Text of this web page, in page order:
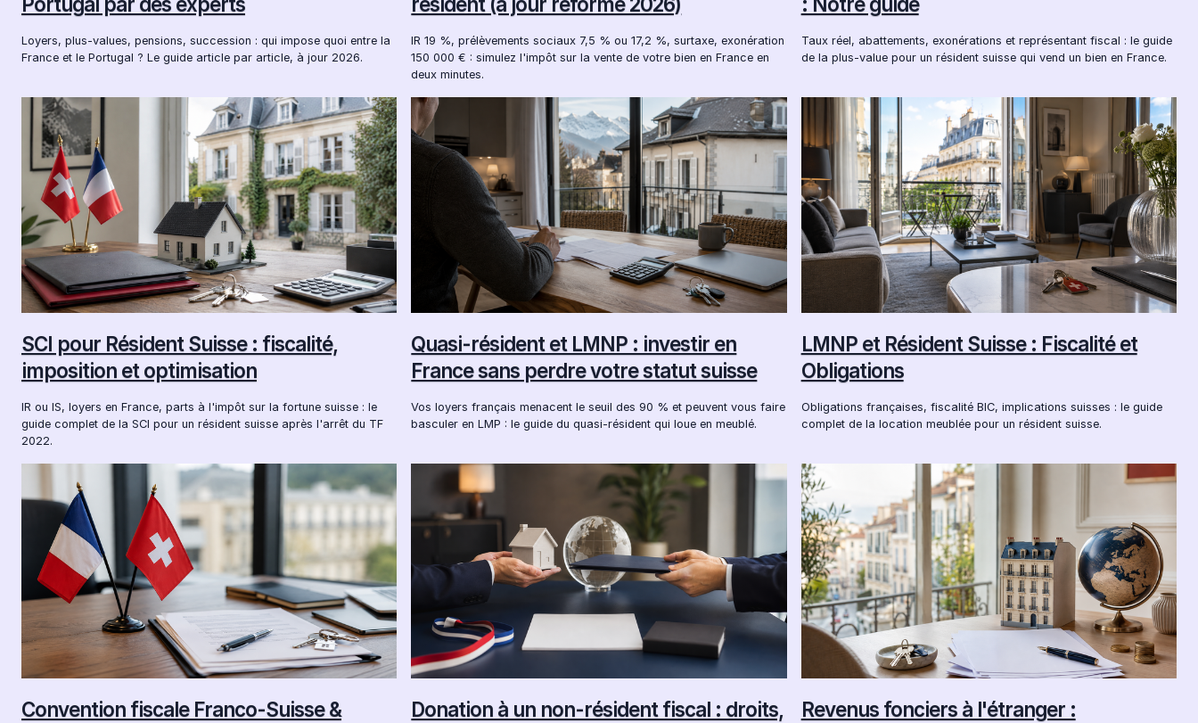
Loyers, plus-values, pensions, succession : qui impose quoi entre la
France et le Portugal ? Le guide article par article, à jour 2026.
IR 19 %, prélèvements sociaux 7,5 % ou 17,2 %, surtaxe, exonération
150 000 € : simulez l'impôt sur la vente de votre bien en France en
deux minutes.
Taux réel, abattements, exonérations et représentant fiscal : le guide
de la plus-value pour un résident suisse qui vend un bien en France.
SCI pour Résident Suisse : fiscalité,
imposition et optimisation
IR ou IS, loyers en France, parts à l'impôt sur la fortune suisse : le
guide complet de la SCI pour un résident suisse après l'arrêt du TF
2022.
Quasi-résident et LMNP : investir en
France sans perdre votre statut suisse
Vos loyers français menacent le seuil des 90 % et peuvent vous faire
basculer en LMP : le guide du quasi-résident qui loue en meublé.
LMNP et Résident Suisse : Fiscalité et
Obligations
Obligations françaises, fiscalité BIC, implications suisses : le guide
complet de la location meublée pour un résident suisse.
Convention fiscale Franco-Suisse &
Donation à un non-résident fiscal : droits,
Revenus fonciers à l'étranger :